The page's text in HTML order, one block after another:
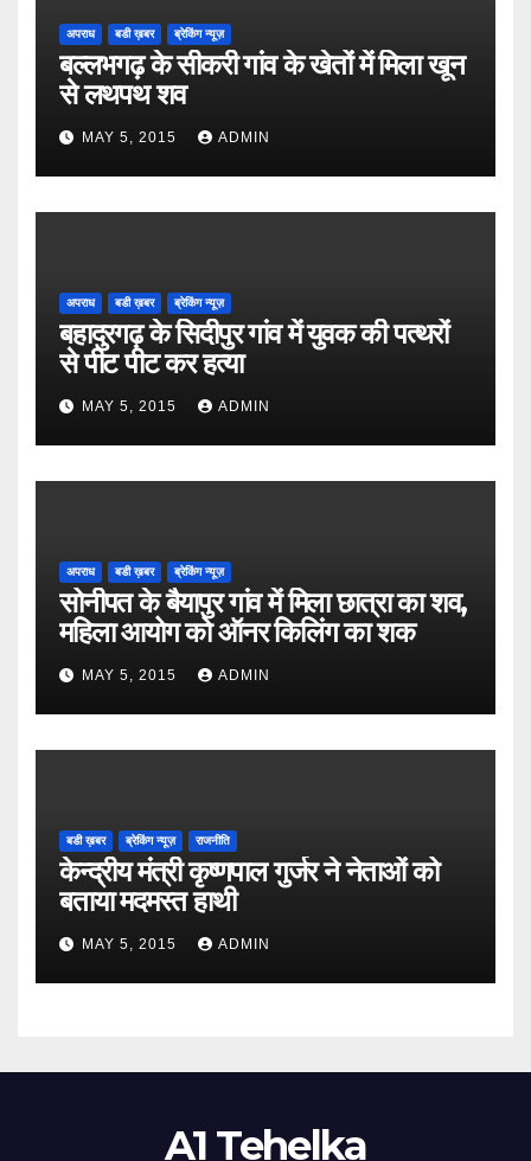
अपराध बडी ख़बर ब्रेकिंग न्यूज़
बल्लभगढ़ के सीकरी गांव के खेतों में मिला खून
से लथपथ शव
MAY 5, 2015 ADMIN
अपराध बडी ख़बर ब्रेकिंग न्यूज़
बहादुरगढ़ के सिदीपुर गांव में युवक की पत्थरों
से पीट पीट कर हत्या
MAY 5, 2015 ADMIN
अपराध बडी ख़बर ब्रेकिंग न्यूज़
सोनीपत के बैयापुर गांव में मिला छात्रा का शव,
महिला आयोग को ऑनर किलिंग का शक
MAY 5, 2015 ADMIN
बडी ख़बर ब्रेकिंग न्यूज़ राजनीति
केन्द्रीय मंत्री कृष्णपाल गुर्जर ने नेताओं को
बताया मदमस्त हाथी
MAY 5, 2015 ADMIN
A1 Tehelka